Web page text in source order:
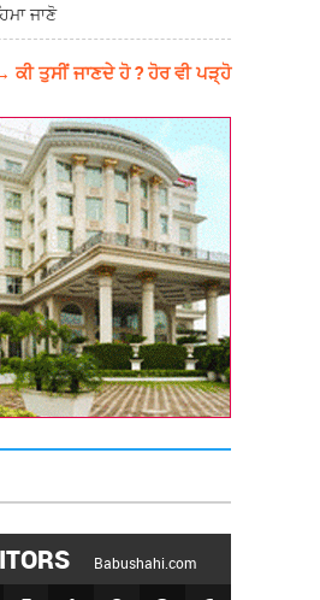
ਜਾਣੋ
ਕੀ ਤੁਸੀਂ ਜਾਣਦੇ ਹੋ ? ਹੋਰ ਵੀ ਪੜ੍ਹੋ
Babushahi.com